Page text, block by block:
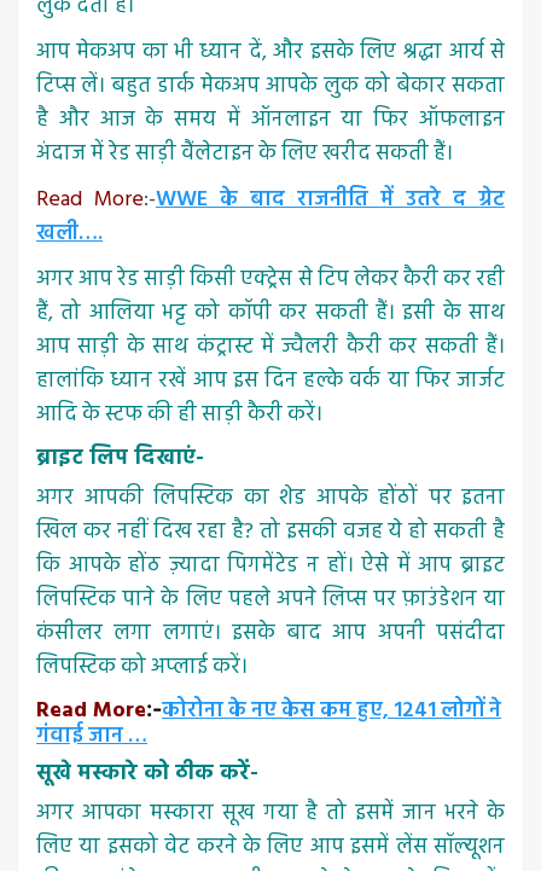
आप मेकअप का भी ध्यान दें, और इसके लिए श्रद्धा आर्य से
टिप्स लें। बहुत डार्क मेकअप आपके लुक को बेकार सकता
है और आज के समय में ऑनलाइन या फिर ऑफलाइन
अंदाज में रेड साड़ी वैंलेटाइन के लिए खरीद सकती हैं।
Read More:-WWE के बाद राजनीति में उतरे द ग्रेट
खली….
अगर आप रेड साड़ी किसी एक्ट्रेस से टिप लेकर कैरी कर रही
हैं, तो आलिया भट्ट को कॉपी कर सकती हैं। इसी के साथ
आप साड़ी के साथ कंट्रास्ट में ज्वैलरी कैरी कर सकती हैं।
हालांकि ध्यान रखें आप इस दिन हल्के वर्क या फिर जार्जट
आदि के स्टफ की ही साड़ी कैरी करें।
ब्राइट लिप दिखाएं-
अगर आपकी लिपस्टिक का शेड आपके होंठों पर इतना
खिल कर नहीं दिख रहा है? तो इसकी वजह ये हो सकती है
कि आपके होंठ ज़्यादा पिगमेंटेड न हों। ऐसे में आप ब्राइट
लिपस्टिक पाने के लिए पहले अपने लिप्स पर फ़ाउंडेशन या
कंसीलर लगा लगाएं। इसके बाद आप अपनी पसंदीदा
लिपस्टिक को अप्लाई करें।
Read More:-कोरोना के नए केस कम हुए, 1241 लोगों ने
गंवाई जान …
सूखे मस्कारे को ठीक करें-
अगर आपका मस्कारा सूख गया है तो इसमें जान भरने के
लिए या इसको वेट करने के लिए आप इसमें लेंस सॉल्यूशन